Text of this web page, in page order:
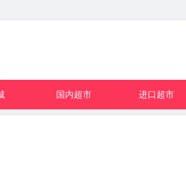
国内超市 进口超市